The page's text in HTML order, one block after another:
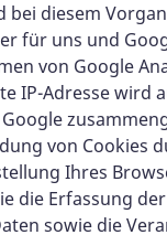
bei diesem
für uns und
von Google
IP-Adresse wird
von Cookies
Ihres
die Erfassung
sowie die